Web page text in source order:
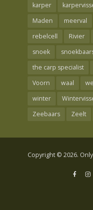
karper
Maden
meerval
rebelcell
Rivier
snoek
the carp specialist
Voorn
waal
winter
Zeebaars
Zeelt
Copyright © 2026.